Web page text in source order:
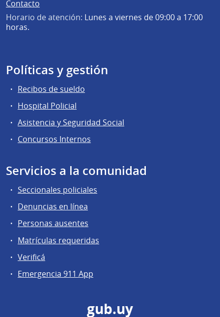
Contacto
Horario de atención: Lunes a viernes de 09:00 a 17:00
horas.
Políticas y gestión
Recibos de sueldo
Hospital Policial
Asistencia y Seguridad Social
Concursos Internos
Servicios a la comunidad
Seccionales policiales
Denuncias en línea
Personas ausentes
Matrículas requeridas
Verificá
Emergencia 911 App
gub.uy